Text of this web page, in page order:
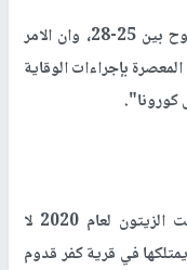
وتوقع أبو قياص أن سعر زيت الزيتون يتراوح بين 25-28، وان الامر
بإجراءات الوقاية
كورونا".
وتوقع المزارع عاصم درويش، ان انتاج زيت الزيتون لعام 2020 لا
التي يمتلكها في قرية كفر قدوم